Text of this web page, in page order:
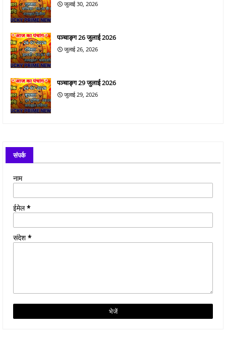
जुलाई 30, 2026
पञ्चाङ्ग 26 जुलाई 2026
जुलाई 26, 2026
पञ्चाङ्ग 29 जुलाई 2026
जुलाई 29, 2026
संपर्क
नाम
ईमेल*
संदेश*